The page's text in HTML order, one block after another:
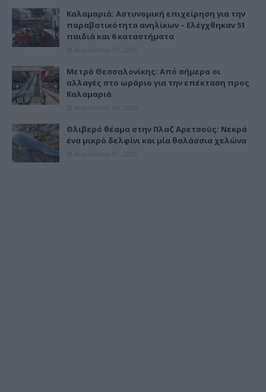
Καλαμαριά: Αστυνομική επιχείρηση για την
παραβατικότητα ανηλίκων – Ελέγχθηκαν 51
παιδιά και 6 καταστήματα
Μετρό Θεσσαλονίκης: Από σήμερα οι
αλλαγές στο ωράριο για την επέκταση προς
Καλαμαριά
Θλιβερό θέαμα στην Πλαζ Αρετσούς: Νεκρά
ένα μικρό δελφίνι και μία θαλάσσια χελώνα